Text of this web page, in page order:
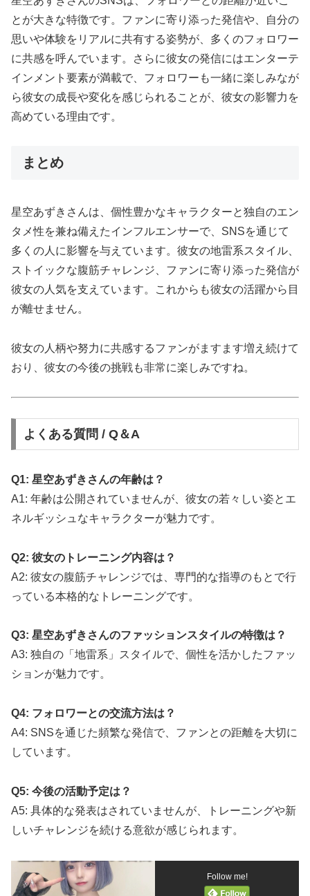
とが大きな特徴です。ファンに寄り添った発信や、自分の
思いや体験をリアルに共有する姿勢が、多くのフォロワー
に共感を呼んでいます。さらに彼女の発信にはエンターテ
インメント要素が満載で、フォロワーも一緒に楽しみなが
ら彼女の成長や変化を感じられることが、彼女の影響力を
高めている理由です。
まとめ
星空あずきさんは、個性豊かなキャラクターと独自のエン
タメ性を兼ね備えたインフルエンサーで、SNSを通じて
多くの人に影響を与えています。彼女の地雷系スタイル、
ストイックな腹筋チャレンジ、ファンに寄り添った発信が
彼女の人気を支えています。これからも彼女の活躍から目
が離せません。
彼女の人柄や努力に共感するファンがますます増え続けて
おり、彼女の今後の挑戦も非常に楽しみですね。
よくある質問 / Q＆A
Q1: 星空あずきさんの年齢は？
A1: 年齢は公開されていませんが、彼女の若々しい姿とエ
ネルギッシュなキャラクターが魅力です。
Q2: 彼女のトレーニング内容は？
A2: 彼女の腹筋チャレンジでは、専門的な指導のもとで行
っている本格的なトレーニングです。
Q3: 星空あずきさんのファッションスタイルの特徴は？
A3: 独自の「地雷系」スタイルで、個性を活かしたファッ
ションが魅力です。
Q4: フォロワーとの交流方法は？
A4: SNSを通じた頻繁な発信で、ファンとの距離を大切に
しています。
Q5: 今後の活動予定は？
A5: 具体的な発表はされていませんが、トレーニングや新
しいチャレンジを続ける意欲が感じられます。
Follow me!